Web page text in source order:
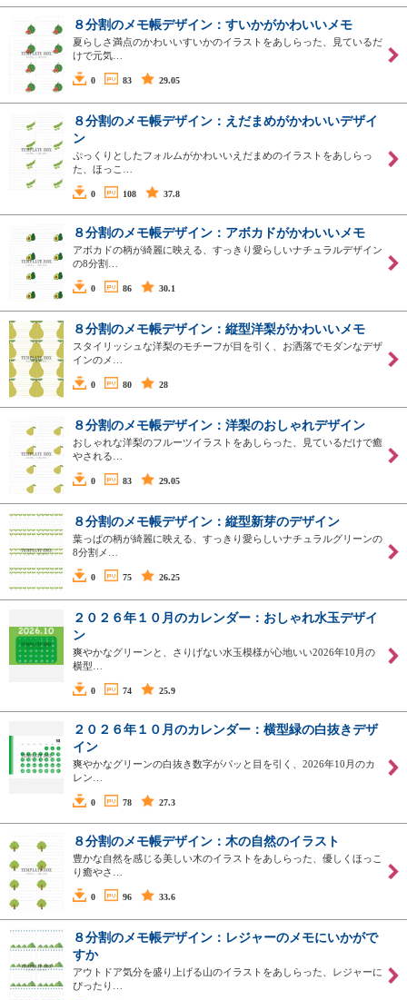
８分割のメモ帳デザイン：すいかがかわいいメモ
夏らしさ満点のかわいいすいかのイラストをあしらった、見ているだ
けで元気…
0 83 29.05
８分割のメモ帳デザイン：えだまめがかわいいデザイ
ン
ぷっくりとしたフォルムがかわいいえだまめのイラストをあしらっ
た、ほっこ…
0 108 37.8
８分割のメモ帳デザイン：アボカドがかわいいメモ
アボカドの柄が綺麗に映える、すっきり愛らしいナチュラルデザイン
の8分割…
0 86 30.1
８分割のメモ帳デザイン：縦型洋梨がかわいいメモ
スタイリッシュな洋梨のモチーフが目を引く、お洒落でモダンなデザ
インのメ…
0 80 28
８分割のメモ帳デザイン：洋梨のおしゃれデザイン
おしゃれな洋梨のフルーツイラストをあしらった、見ているだけで癒
やされる…
0 83 29.05
８分割のメモ帳デザイン：縦型新芽のデザイン
葉っぱの柄が綺麗に映える、すっきり愛らしいナチュラルグリーンの
8分割メ…
0 75 26.25
２０２６年１０月のカレンダー：おしゃれ水玉デザイ
ン
爽やかなグリーンと、さりげない水玉模様が心地いい2026年10月の
横型…
0 74 25.9
２０２６年１０月のカレンダー：横型緑の白抜きデザ
イン
爽やかなグリーンの白抜き数字がパッと目を引く、2026年10月のカ
レン…
0 78 27.3
８分割のメモ帳デザイン：木の自然のイラスト
豊かな自然を感じる美しい木のイラストをあしらった、優しくほっこ
り癒やさ…
0 96 33.6
８分割のメモ帳デザイン：レジャーのメモにいかがで
すか
アウトドア気分を盛り上げる山のイラストをあしらった、レジャーに
ぴったり…